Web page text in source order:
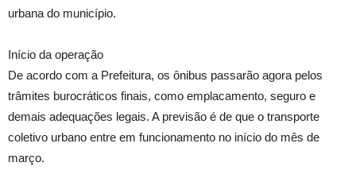
urbana do município.
Início da operação
De acordo com a Prefeitura, os ônibus passarão agora pelos
trâmites burocráticos finais, como emplacamento, seguro e
demais adequações legais. A previsão é de que o transporte
coletivo urbano entre em funcionamento no início do mês de
março.